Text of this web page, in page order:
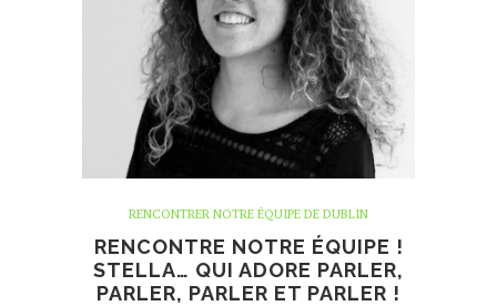
RENCONTRER NOTRE ÉQUIPE DE DUBLIN
RENCONTRE NOTRE ÉQUIPE !
STELLA… QUI ADORE PARLER,
PARLER, PARLER ET PARLER !